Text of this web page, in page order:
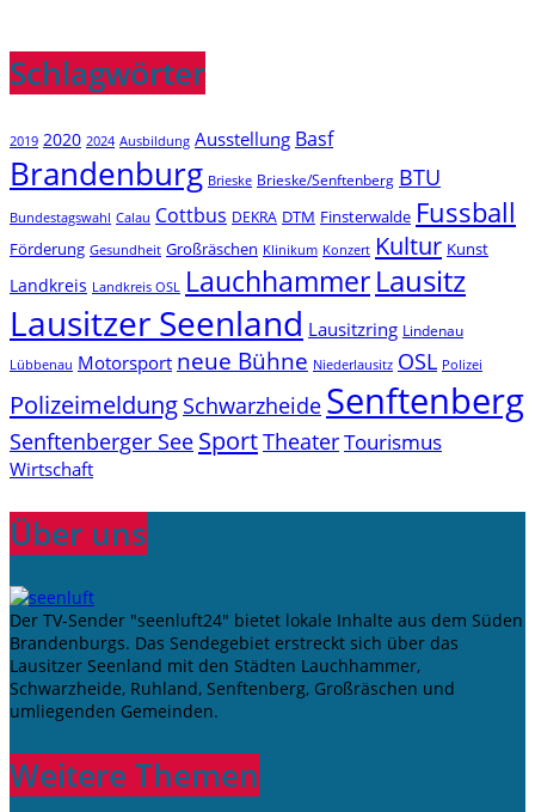
Schlagwörter
2019 2020 2024 Ausbildung Ausstellung Basf
Brandenburg Brieske Brieske/Senftenberg BTU
Bundestagswahl Calau Cottbus DEKRA DTM Finsterwalde Fussball
Förderung Gesundheit Großräschen Klinikum Konzert Kultur Kunst
Landkreis Landkreis OSL LauchhammerLausitz
Lausitzer Seenland Lausitzring Lindenau
Lübbenau Motorsport neue Bühne Niederlausitz OSL Polizei
Polizeimeldung Schwarzheide Senftenberg
Senftenberger See SportTheaterTourismus
Wirtschaft
Über uns
Der TV-Sender "seenluft24" bietet lokale Inhalte aus dem Süden
Brandenburgs. Das Sendegebiet erstreckt sich über das
Lausitzer Seenland mit den Städten Lauchhammer,
Schwarzheide, Ruhland, Senftenberg, Großräschen und
umliegenden Gemeinden.
Weitere Themen